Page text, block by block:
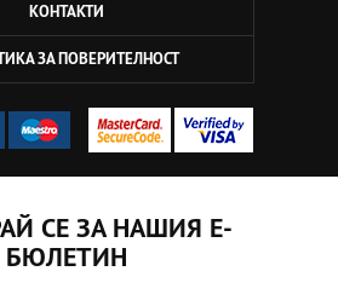
КОНТАКТИ
ЗА ПОВЕРИТЕЛНОСТ
СЕ ЗА НАШИЯ Е-
БЮЛЕТИН